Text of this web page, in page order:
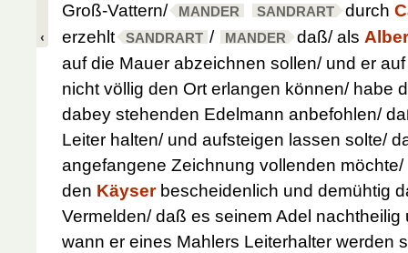
Groß-Vattern/
MANDER SANDRART durch
erzehlt
SANDRART / MANDER daß/ als
auf die Mauer abzeichnen sollen/ und er
nicht völlig den Ort erlangen können/ habe
dabey stehenden Edelmann anbefohlen/
Leiter halten/ und aufsteigen lassen solte/
angefangene Zeichnung vollenden
den Käyserbescheidenlich und demühtig
Vermelden/ daß es seinem Adel
wann er eines Mahlers Leiterhalter werden